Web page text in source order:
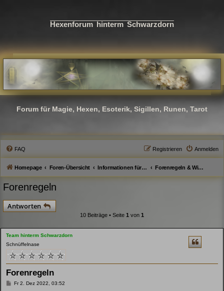
Hexenforum hinterm Schwarzdorn
Forum für Magie, Hexen, Esoterik, Sigillen, Runen, Tarot
FAQ Anmelden
Registrieren
Homepage Foren-Übersicht Informationen für Gäste & Interessierte Forenregeln & Wissenswertes
Forenregeln
Antworten
10 Beiträge • Seite 1 von 1
Team hinterm Schwarzdorn
Schnüffelnase
Forenregeln
BFr 2. Dez 2022, 03:52